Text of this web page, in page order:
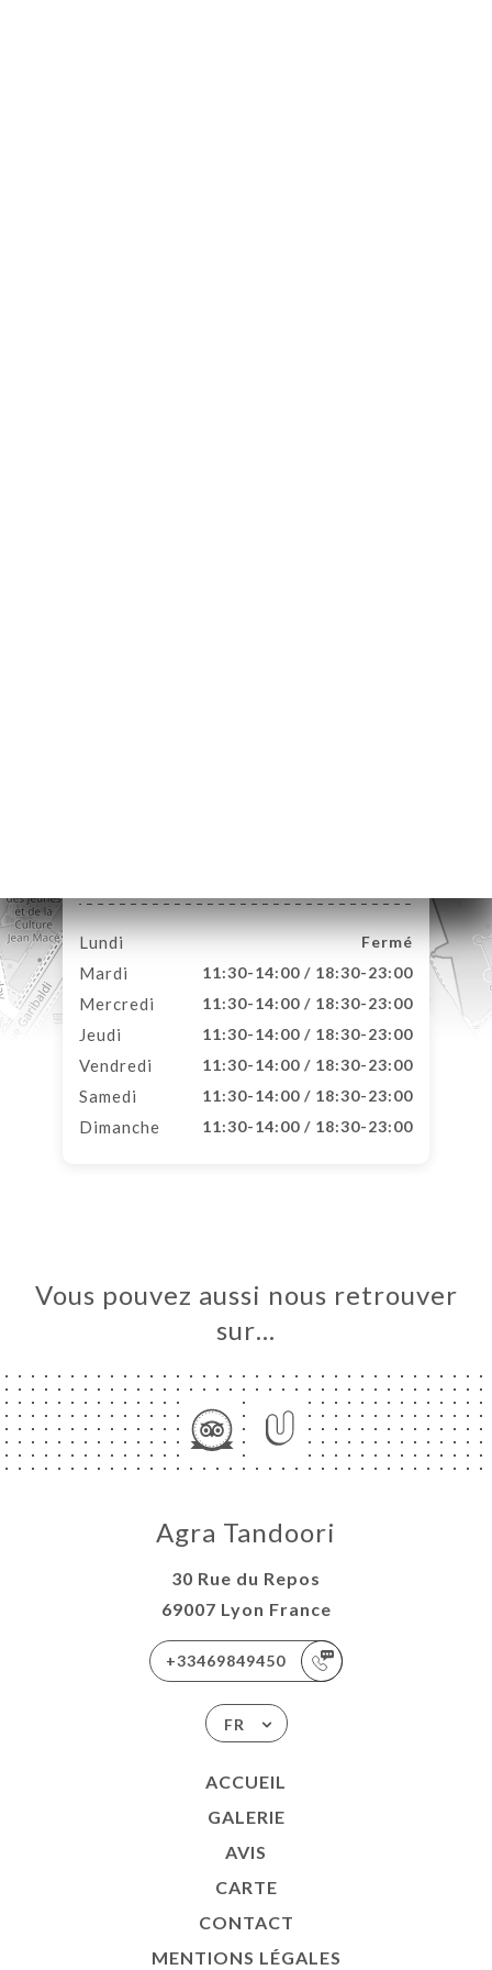
Lundi Fermé
Mardi 11:30-14:00 / 18:30-23:00
Mercredi 11:30-14:00 / 18:30-23:00
Jeudi 11:30-14:00 / 18:30-23:00
Vendredi 11:30-14:00 / 18:30-23:00
Samedi 11:30-14:00 / 18:30-23:00
Dimanche 11:30-14:00 / 18:30-23:00
Vous pouvez aussi nous retrouver
sur…
Agra Tandoori
30 Rue du Repos
69007 Lyon France
+33469849450
FR
ACCUEIL
GALERIE
AVIS
CARTE
CONTACT
MENTIONS LÉGALES